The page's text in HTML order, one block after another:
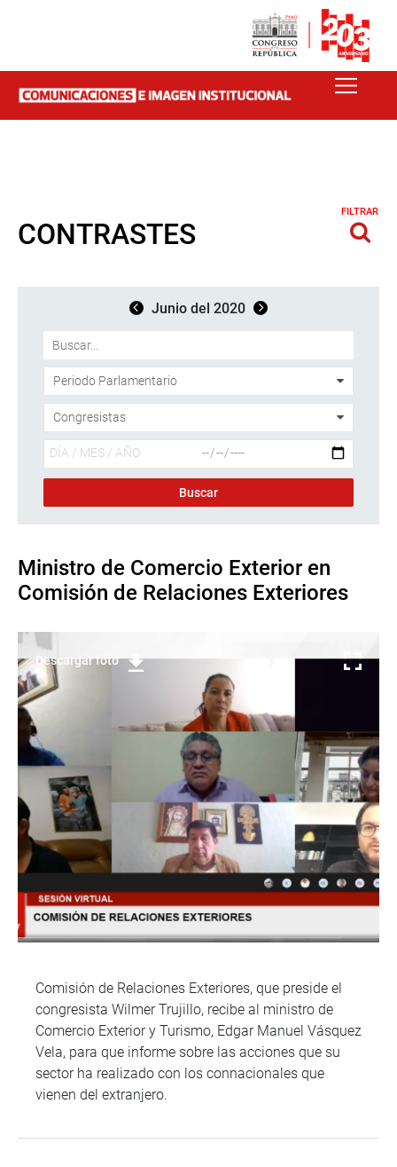
CONTRASTES
FILTRAR
Junio del 2020
Ministro de Comercio Exterior en
Comisión de Relaciones Exteriores
Descargar foto
Comisión de Relaciones Exteriores, que preside el
congresista Wilmer Trujillo, recibe al ministro de
Comercio Exterior y Turismo, Edgar Manuel Vásquez
Vela, para que informe sobre las acciones que su
sector ha realizado con los connacionales que
vienen del extranjero.